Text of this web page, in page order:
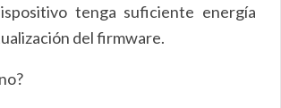
tenga suficiente energía
del firmware.